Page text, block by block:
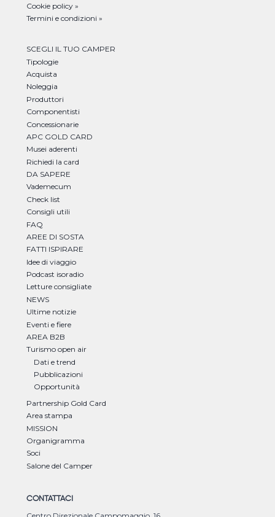
Cookie policy »
Termini e condizioni »
SCEGLI IL TUO CAMPER
Tipologie
Acquista
Noleggia
Produttori
Componentisti
Concessionarie
APC GOLD CARD
Musei aderenti
Richiedi la card
DA SAPERE
Vademecum
Check list
Consigli utili
FAQ
AREE DI SOSTA
FATTI ISPIRARE
Idee di viaggio
Podcast isoradio
Letture consigliate
NEWS
Ultime notizie
Eventi e fiere
AREA B2B
Turismo open air
Dati e trend
Pubblicazioni
Opportunità
Partnership Gold Card
Area stampa
MISSION
Organigramma
Soci
Salone del Camper
CONTATTACI